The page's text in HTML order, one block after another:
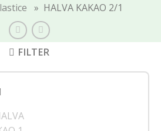
» HALVA KAKAO 2/1
FILTER